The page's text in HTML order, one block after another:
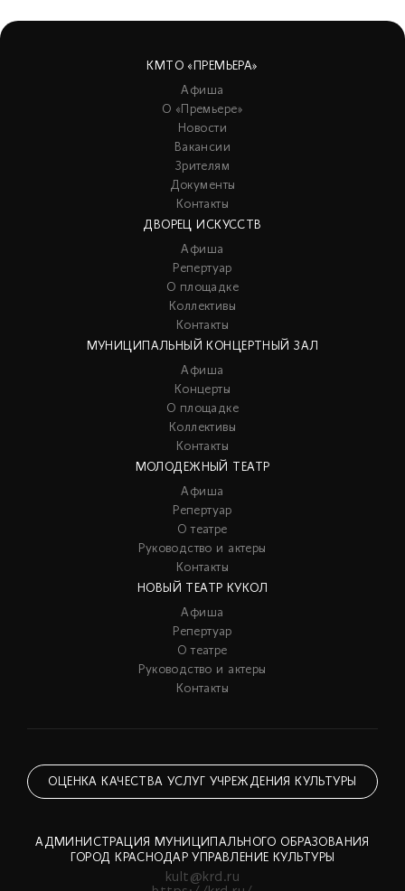
КМТО «ПРЕМЬЕРА»
Афиша
О «Премьере»
Новости
Вакансии
Зрителям
Документы
Контакты
ДВОРЕЦ ИСКУССТВ
Афиша
Репертуар
О площадке
Коллективы
Контакты
МУНИЦИПАЛЬНЫЙ КОНЦЕРТНЫЙ ЗАЛ
Афиша
Концерты
О площадке
Коллективы
Контакты
МОЛОДЕЖНЫЙ ТЕАТР
Афиша
Репертуар
О театре
Руководство и актеры
Контакты
НОВЫЙ ТЕАТР КУКОЛ
Афиша
Репертуар
О театре
Руководство и актеры
Контакты
ОЦЕНКА КАЧЕСТВА УСЛУГ УЧРЕЖДЕНИЯ КУЛЬТУРЫ
АДМИНИСТРАЦИЯ МУНИЦИПАЛЬНОГО ОБРАЗОВАНИЯ
ГОРОД КРАСНОДАР УПРАВЛЕНИЕ КУЛЬТУРЫ
kult@krd.ru